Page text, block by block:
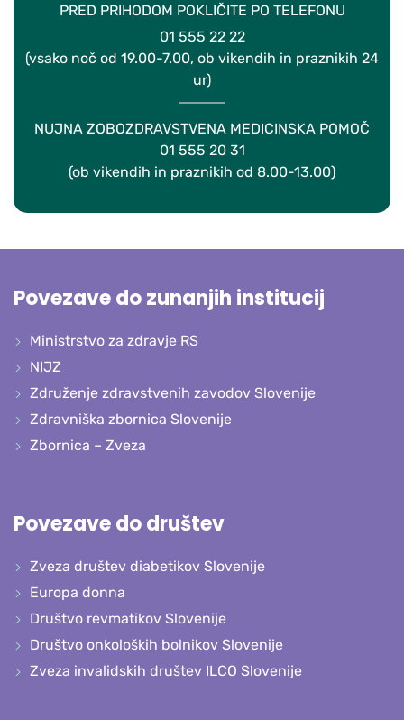
PRED PRIHODOM POKLIČITE PO TELEFONU
01 555 22 22
(vsako noč od 19.00-7.00, ob vikendih in praznikih 24
ur)
NUJNA ZOBOZDRAVSTVENA MEDICINSKA POMOČ
01 555 20 31
(ob vikendih in praznikih od 8.00-13.00)
Povezave do zunanjih institucij
Ministrstvo za zdravje RS
NIJZ
Združenje zdravstvenih zavodov Slovenije
Zdravniška zbornica Slovenije
Zbornica – Zveza
Povezave do društev
Zveza društev diabetikov Slovenije
Europa donna
Društvo revmatikov Slovenije
Društvo onkoloških bolnikov Slovenije
Zveza invalidskih društev ILCO Slovenije